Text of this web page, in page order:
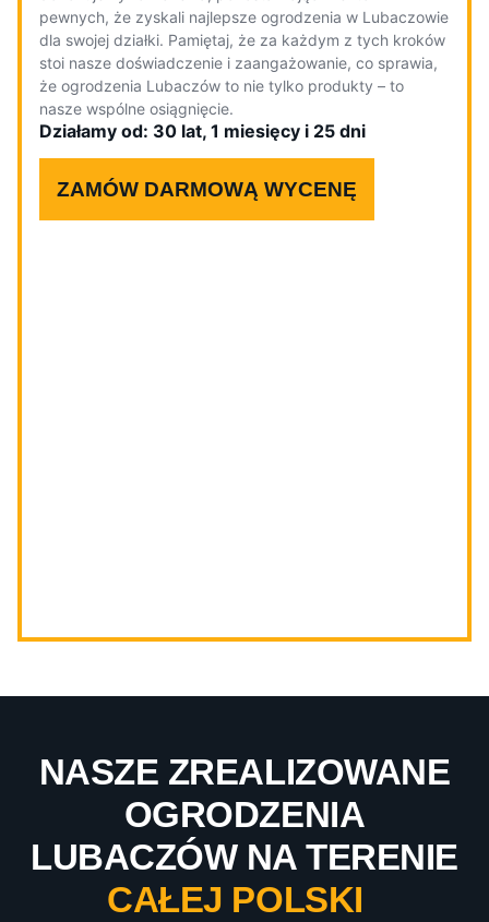
pewnych, że zyskali najlepsze ogrodzenia w Lubaczowie
dla swojej działki. Pamiętaj, że za każdym z tych kroków
stoi nasze doświadczenie i zaangażowanie, co sprawia,
że ogrodzenia Lubaczów to nie tylko produkty – to
nasze wspólne osiągnięcie.
Działamy od: 30 lat, 1 miesięcy i 25 dni
ZAMÓW DARMOWĄ WYCENĘ
NASZE ZREALIZOWANE
OGRODZENIA
LUBACZÓW NA TERENIE
CAŁEJ POLSKI